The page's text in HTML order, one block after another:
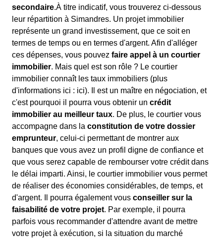
secondaire.À titre indicatif, vous trouverez ci-dessous
leur répartition à Simandres. Un projet immobilier
représente un grand investissement, que ce soit en
termes de temps ou en termes d'argent. Afin d'alléger
ces dépenses, vous pouvez faire appel à un courtier
immobilier. Mais quel est son rôle ? Le courtier
immobilier connaît les taux immobiliers (plus
d'informations ici : ici). Il est un maître en négociation, et
c'est pourquoi il pourra vous obtenir un crédit
immobilier au meilleur taux. De plus, le courtier vous
accompagne dans la constitution de votre dossier
emprunteur, celui-ci permettant de montrer aux
banques que vous avez un profil digne de confiance et
que vous serez capable de rembourser votre crédit dans
le délai imparti. Ainsi, le courtier immobilier vous permet
de réaliser des économies considérables, de temps, et
d'argent. Il pourra également vous conseiller sur la
faisabilité de votre projet. Par exemple, il pourra
parfois vous recommander d'attendre avant de mettre
votre projet à exécution, si la situation du marché